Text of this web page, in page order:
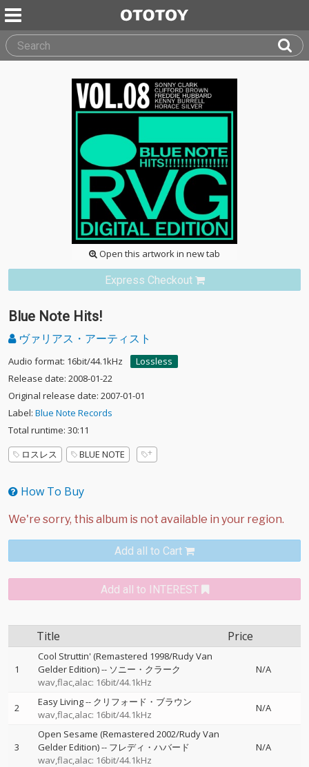
Open this artwork in new tab
Express Checkout
Blue Note Hits!
ヴァリアス・アーティスト
Audio format: 16bit/44.1kHz
Lossless
Release date: 2008-01-22
Original release date: 2007-01-01
Label: Blue Note Records
Total runtime: 30:11
ロスレス
BLUE NOTE
How To Buy
Add all to Cart
Add all to INTEREST
Title Price
1
Cool Struttin' (Remastered 1998/Rudy Van
Gelder Edition)-- ソニー・クラーク
wav,flac,alac: 16bit/44.1kHz
N/A
2 Easy Living-- クリフォード・ブラウン
wav,flac,alac: 16bit/44.1kHz
N/A
3
Open Sesame (Remastered 2002/Rudy Van
Gelder Edition)-- フレディ・ハバード
wav,flac,alac: 16bit/44.1kHz
N/A